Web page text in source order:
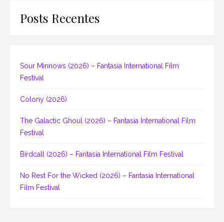
Posts Recentes
Sour Minnows (2026) – Fantasia International Film
Festival
Colony (2026)
The Galactic Ghoul (2026) – Fantasia International Film
Festival
Birdcall (2026) – Fantasia International Film Festival
No Rest For the Wicked (2026) – Fantasia International
Film Festival